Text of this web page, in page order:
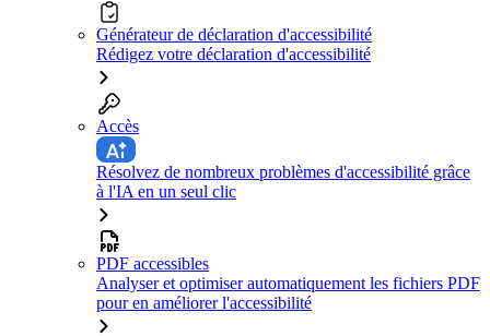
Générateur de déclaration d'accessibilité
Rédigez votre déclaration d'accessibilité
Accès
Résolvez de nombreux problèmes d'accessibilité grâce
à l'IA en un seul clic
PDF accessibles
Analyser et optimiser automatiquement les fichiers PDF
pour en améliorer l'accessibilité